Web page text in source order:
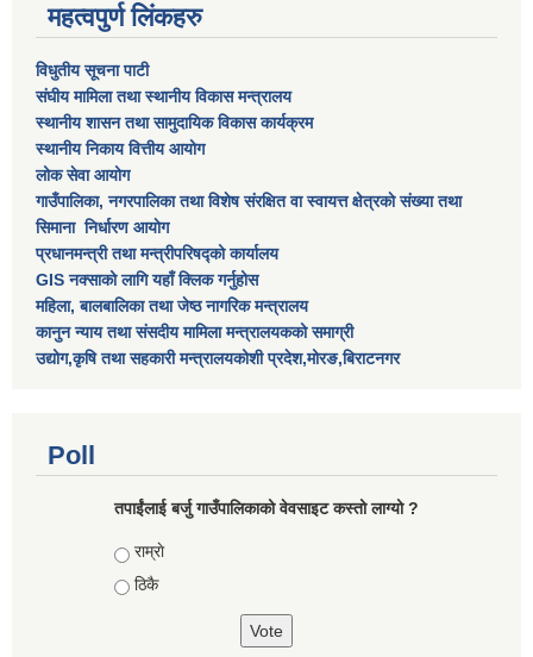
महत्वपुर्ण लिंकहरु
विधुतीय सूचना पाटी
संघीय मामिला तथा स्थानीय विकास मन्त्रालय
स्थानीय शासन तथा सामुदायिक विकास कार्यक्रम
स्थानीय निकाय वित्तीय आयोग
लोक सेवा आयोग
गाउँपालिका, नगरपालिका तथा विशेष स‌ंरक्षित वा स्वायत्त क्षेत्रकाे स‌ंख्या तथा
सिमाना निर्धारण आयाेग
प्रधानमन्त्री तथा मन्त्रीपरिषद्को कार्यालय
GIS नक्साको लागि यहाँ क्लिक गर्नुहोस
महिला, बालबालिका तथा जेष्ठ नागरिक मन्त्रालय
कानुन न्याय तथा संसदीय मामिला मन्त्रालयकको समाग्री
उद्योग,कृषि तथा सहकारी मन्त्रालयकोशी प्रदेश,मोरङ,बिराटनगर
Poll
तपाईंलाई बर्जु गाउँपालिकाको वेवसाइट कस्तो लाग्यो ?
Choices
राम्राे
ठिकै